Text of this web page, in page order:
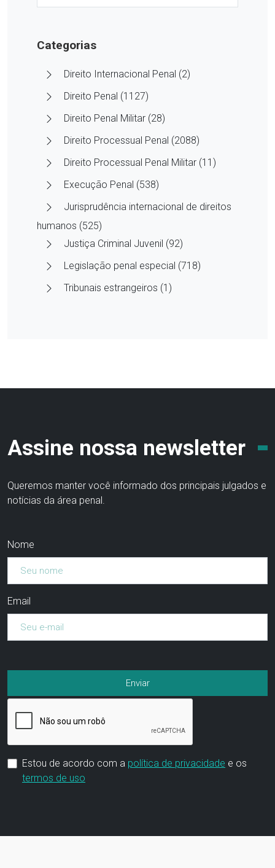
Categorias
Direito Internacional Penal (2)
Direito Penal (1127)
Direito Penal Militar (28)
Direito Processual Penal (2088)
Direito Processual Penal Militar (11)
Execução Penal (538)
Jurisprudência internacional de direitos
humanos (525)
Justiça Criminal Juvenil (92)
Legislação penal especial (718)
Tribunais estrangeiros (1)
Assine nossa newsletter
Queremos manter você informado dos principais julgados e
notícias da área penal.
Nome
Email
Estou de acordo com a política de privacidade e os
termos de uso